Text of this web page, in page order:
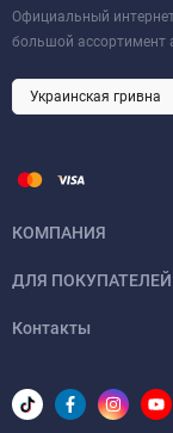
Официальный
большой ассортимент
КОМПАНИЯ
ДЛЯ ПОКУПАТЕЛЕЙ
Контакты